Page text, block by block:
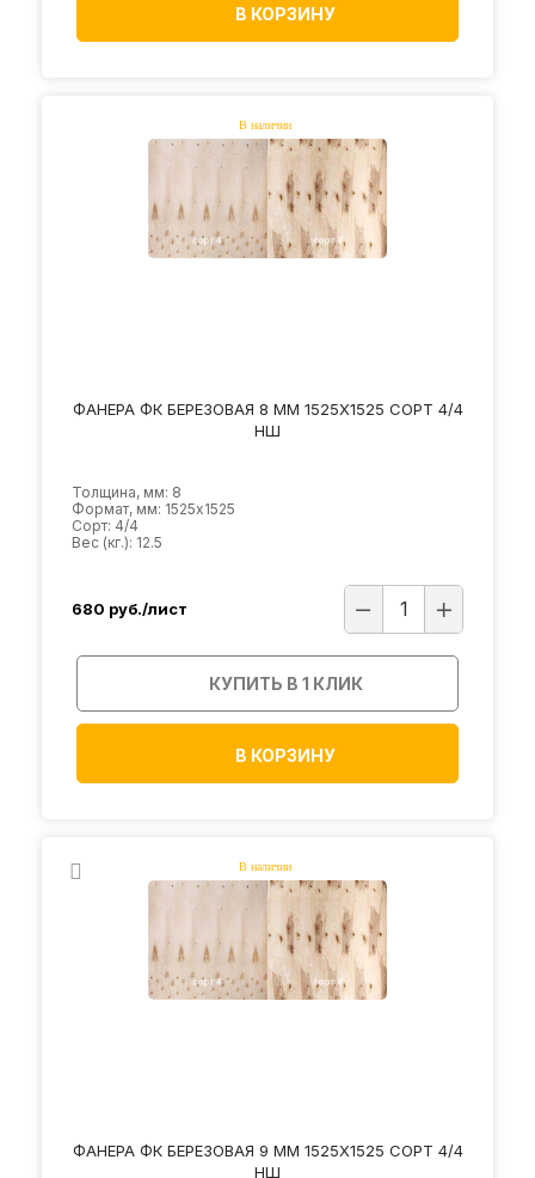
В КОРЗИНУ
ФАНЕРА ФК БЕРЕЗОВАЯ 8 ММ 1525Х1525 СОРТ 4/4
НШ
Толщина, мм: 8
Формат, мм: 1525х1525
Сорт: 4/4
Вес (кг.): 12.5
680 руб./лист
КУПИТЬ В 1 КЛИК
В КОРЗИНУ
ФАНЕРА ФК БЕРЕЗОВАЯ 9 ММ 1525Х1525 СОРТ 4/4
НШ